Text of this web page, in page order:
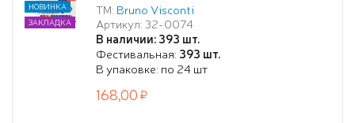
ТМ: Bruno Visconti
Артикул: 32-0074
В наличии: 393 шт.
Фестивальная: 393 шт.
В упаковке: по 24 шт
НОВИНКА
ЗАКЛАДКА
168,00